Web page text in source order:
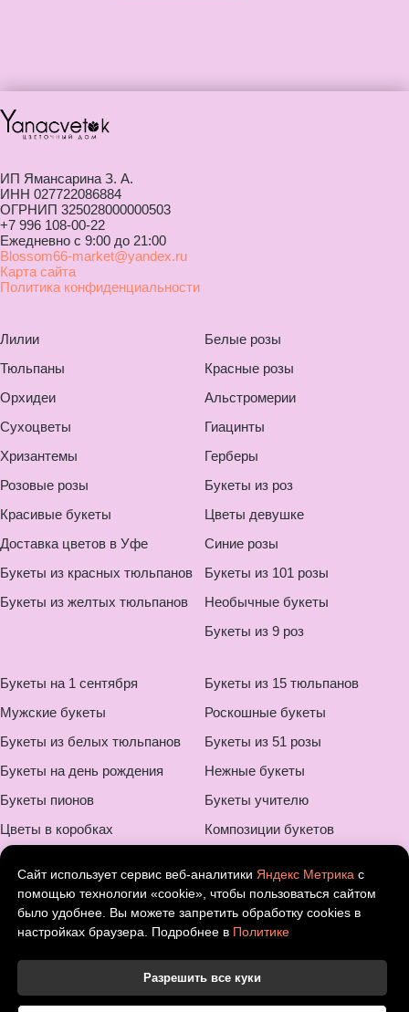
ИП Ямансарина З. А.
ИНН 027722086884
ОГРНИП 325028000000503
+7 996 108-00-22
Ежедневно с 9:00 до 21:00
Blossom66-market@yandex.ru
Карта сайта
Политика конфиденциальности
Лилии
Тюльпаны
Орхидеи
Сухоцветы
Хризантемы
Розовые розы
Красивые букеты
Доставка цветов в Уфе
Букеты из красных тюльпанов
Букеты из желтых тюльпанов
Белые розы
Красные розы
Альстромерии
Гиацинты
Герберы
Букеты из роз
Цветы девушке
Синие розы
Букеты из 101 розы
Необычные букеты
Букеты из 9 роз
Букеты на 1 сентября
Мужские букеты
Букеты из белых тюльпанов
Букеты на день рождения
Букеты пионов
Цветы в коробках
Букеты на свадьбу
Букеты ребенку
Букеты из 15 тюльпанов
Роскошные букеты
Букеты из 51 розы
Нежные букеты
Букеты учителю
Композиции букетов
Шикарные букеты
Букеты на 8 марта
Цветы в корзине
Сайт использует сервис веб-аналитики Яндекс Метрика с
помощью технологии «cookie», чтобы пользоваться сайтом
было удобнее. Вы можете запретить обработку cookies в
настройках браузера. Подробнее в Политике
Разрешить все куки